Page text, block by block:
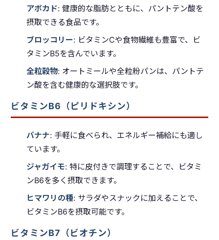
アボカド: 健康的な脂肪とともに、パントテン酸を
摂取できる食品です。
ブロッコリー: ビタミンCや食物繊維も豊富で、ビ
タミンB5を含んでいます。
全粒穀物: オートミールや全粒粉パンは、パントテ
ン酸を含む健康的な選択肢です。
ビタミンB6（ピリドキシン）
バナナ: 手軽に食べられ、エネルギー補給にも適し
ています。
ジャガイモ: 特に皮付きで調理することで、ビタミ
ンB6を多く摂取できます。
ヒマワリの種: サラダやスナックに加えることで、
ビタミンB6を摂取可能です。
ビタミンB7（ビオチン）